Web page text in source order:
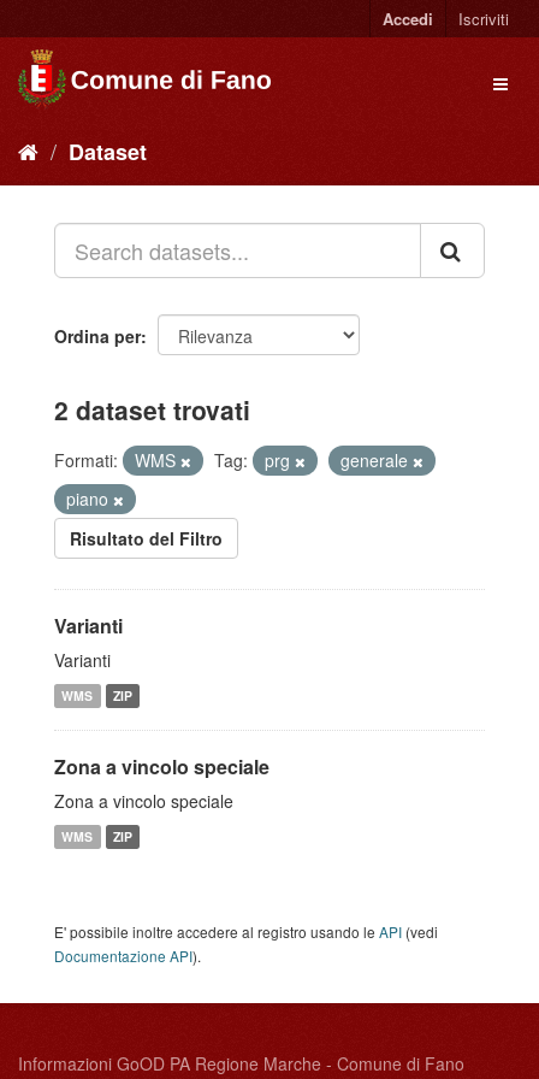
Accedi Iscriviti
Dataset
Ordina per
2 dataset trovati
Formati: WMS Tag: prg
generale
piano
Risultato del Filtro
Varianti
Varianti
WMS ZIP
Zona a vincolo speciale
Zona a vincolo speciale
WMS ZIP
E' possibile inoltre accedere al registro usando le API (vedi
Documentazione API).
Informazioni GoOD PA Regione Marche - Comune di Fano